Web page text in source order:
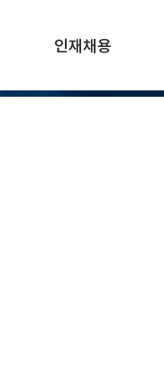
인재채용